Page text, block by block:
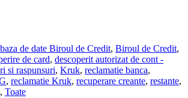
baza de date Biroul de Credit, Biroul de Credit,
de card, descoperit autorizat de cont -
si raspunsuri, Kruk, reclamatie banca,
, reclamatie Kruk, recuperare creante, restante,
, Toate